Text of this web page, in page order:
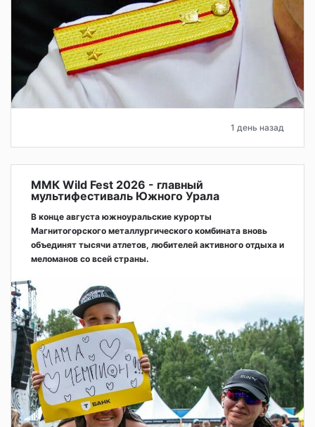
1 день назад
ММК Wild Fest 2026 - главный
мультифестиваль Южного Урала
В конце августа южноуральские курорты
Магнитогорского металлургического комбината вновь
объединят тысячи атлетов, любителей активного отдыха и
меломанов со всей страны.